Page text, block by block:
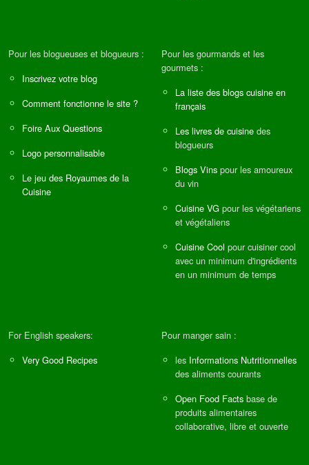
Pour les blogueuses et blogueurs :
Inscrivez votre blog
Comment fonctionne le site ?
Foire Aux Questions
Logo personnalisable
Le jeu des Royaumes de la
Cuisine
Pour les gourmands et les
gourmets :
La liste des blogs cuisine en
français
Les livres de cuisine des
blogueurs
Blogs Vins pour les amoureux
du vin
Cuisine VG pour les végétariens
et végétaliens
Cuisine Cool pour cuisiner cool
avec un minimum d'ingrédients
en un minimum de temps
For English speakers:
Very Good Recipes
Pour manger sain :
les Informations Nutritionnelles
des aliments courants
Open Food Facts base de
produits alimentaires
collaborative, libre et ouverte